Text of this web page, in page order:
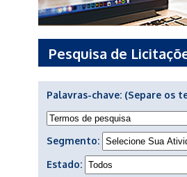
Pesquisa de
Palavras-chave: (Separe os
Segmento:
Estado: